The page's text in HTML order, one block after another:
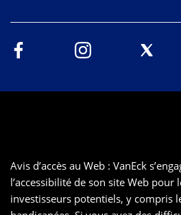
Avis d’accès au Web : VanEck
l’accessibilité de son site Web pour
investisseurs potentiels, y compris